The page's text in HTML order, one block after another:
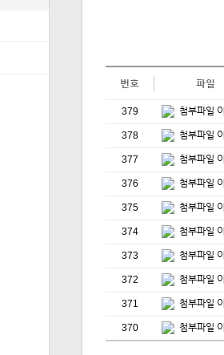
번호 파일
379
378
377
376
375
374
373
372
371
370